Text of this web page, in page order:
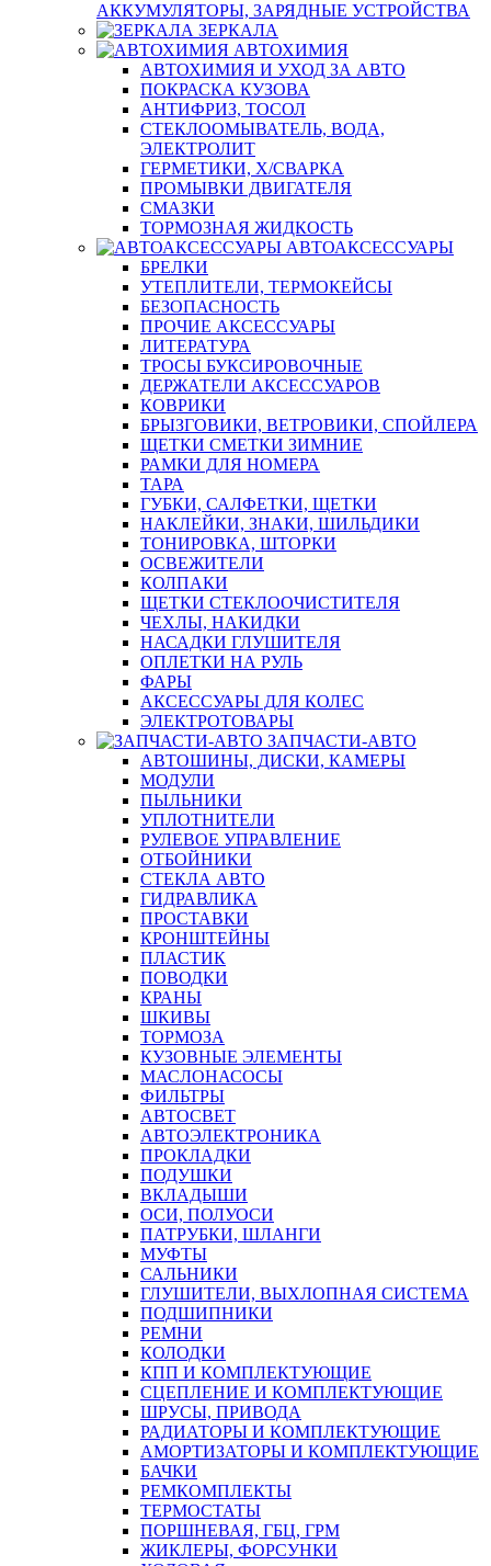
АККУМУЛЯТОРЫ, ЗАРЯДНЫЕ УСТРОЙСТВА
ЗЕРКАЛА
АВТОХИМИЯ
АВТОХИМИЯ И УХОД ЗА АВТО
ПОКРАСКА КУЗОВА
АНТИФРИЗ, ТОСОЛ
СТЕКЛООМЫВАТЕЛЬ, ВОДА,
ЭЛЕКТРОЛИТ
ГЕРМЕТИКИ, Х/СВАРКА
ПРОМЫВКИ ДВИГАТЕЛЯ
СМАЗКИ
ТОРМОЗНАЯ ЖИДКОСТЬ
АВТОАКСЕССУАРЫ
БРЕЛКИ
УТЕПЛИТЕЛИ, ТЕРМОКЕЙСЫ
БЕЗОПАСНОСТЬ
ПРОЧИЕ АКСЕССУАРЫ
ЛИТЕРАТУРА
ТРОСЫ БУКСИРОВОЧНЫЕ
ДЕРЖАТЕЛИ АКСЕССУАРОВ
КОВРИКИ
БРЫЗГОВИКИ, ВЕТРОВИКИ, СПОЙЛЕРА
ЩЕТКИ СМЕТКИ ЗИМНИЕ
РАМКИ ДЛЯ НОМЕРА
ТАРА
ГУБКИ, САЛФЕТКИ, ЩЕТКИ
НАКЛЕЙКИ, ЗНАКИ, ШИЛЬДИКИ
ТОНИРОВКА, ШТОРКИ
ОСВЕЖИТЕЛИ
КОЛПАКИ
ЩЕТКИ СТЕКЛООЧИСТИТЕЛЯ
ЧЕХЛЫ, НАКИДКИ
НАСАДКИ ГЛУШИТЕЛЯ
ОПЛЕТКИ НА РУЛЬ
ФАРЫ
АКСЕССУАРЫ ДЛЯ КОЛЕС
ЭЛЕКТРОТОВАРЫ
ЗАПЧАСТИ-АВТО
АВТОШИНЫ, ДИСКИ, КАМЕРЫ
МОДУЛИ
ПЫЛЬНИКИ
УПЛОТНИТЕЛИ
РУЛЕВОЕ УПРАВЛЕНИЕ
ОТБОЙНИКИ
СТЕКЛА АВТО
ГИДРАВЛИКА
ПРОСТАВКИ
КРОНШТЕЙНЫ
ПЛАСТИК
ПОВОДКИ
КРАНЫ
ШКИВЫ
ТОРМОЗА
КУЗОВНЫЕ ЭЛЕМЕНТЫ
МАСЛОНАСОСЫ
ФИЛЬТРЫ
АВТОСВЕТ
АВТОЭЛЕКТРОНИКА
ПРОКЛАДКИ
ПОДУШКИ
ВКЛАДЫШИ
ОСИ, ПОЛУОСИ
ПАТРУБКИ, ШЛАНГИ
МУФТЫ
САЛЬНИКИ
ГЛУШИТЕЛИ, ВЫХЛОПНАЯ СИСТЕМА
ПОДШИПНИКИ
РЕМНИ
КОЛОДКИ
КПП И КОМПЛЕКТУЮЩИЕ
СЦЕПЛЕНИЕ И КОМПЛЕКТУЮЩИЕ
ШРУСЫ, ПРИВОДА
РАДИАТОРЫ И КОМПЛЕКТУЮЩИЕ
АМОРТИЗАТОРЫ И КОМПЛЕКТУЮЩИЕ
БАЧКИ
РЕМКОМПЛЕКТЫ
ТЕРМОСТАТЫ
ПОРШНЕВАЯ, ГБЦ, ГРМ
ЖИКЛЕРЫ, ФОРСУНКИ